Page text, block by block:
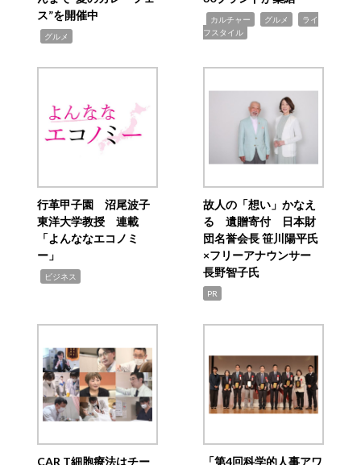
ス”を開催中
グルメ
カルチャー グルメ
ライ
フスタイル
行革甲子園 沼尾波子
東洋大学教授 連載
「よんななエコノミ
ー」
ビジネス
故人の「想い」かなえ
る 遺贈寄付 日本財
団名誉会長 笹川陽平氏
×フリーアナウンサー
長野智子氏
PR
CAR T細胞療法はチー
「第4回科学的人事アワ